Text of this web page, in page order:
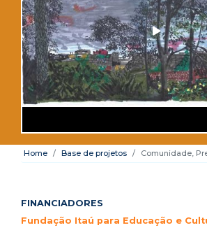
Home Base de projetos Comunidade,
FINANCIADORES
Fundação Itaú para Educação e